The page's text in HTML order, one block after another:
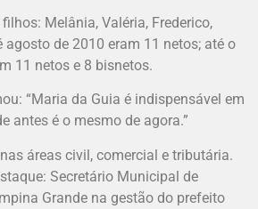
Melânia, Valéria, Frederico,
agosto de 2010 eram 11 netos; até o
11 netos e 8 bisnetos.
“Maria da Guia é indispensável em
antes é o mesmo de agora.”
áreas civil, comercial e tributária.
Secretário Municipal de
Grande na gestão do prefeito